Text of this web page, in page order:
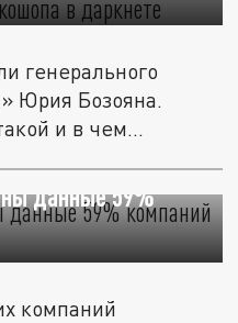
генерального
Юрия Бозояна.
и в чем...
данные 59%
компаний